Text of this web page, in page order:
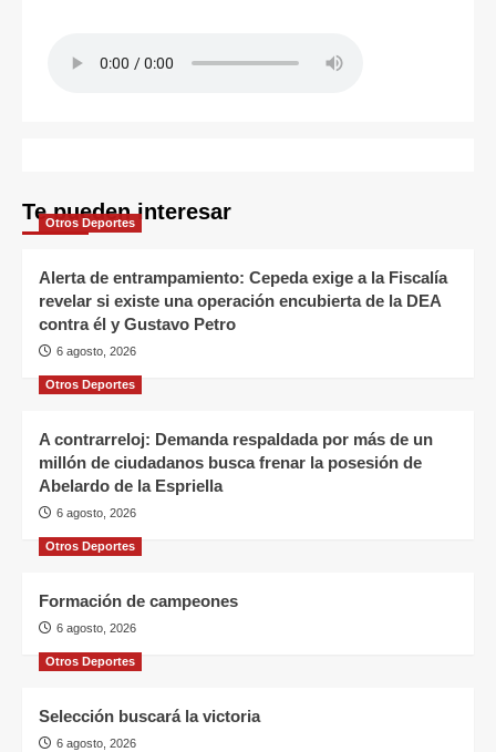
Te pueden interesar
Otros Deportes
Alerta de entrampamiento: Cepeda exige a la Fiscalía
revelar si existe una operación encubierta de la DEA
contra él y Gustavo Petro
6 agosto, 2026
Otros Deportes
A contrarreloj: Demanda respaldada por más de un
millón de ciudadanos busca frenar la posesión de
Abelardo de la Espriella
6 agosto, 2026
Otros Deportes
Formación de campeones
6 agosto, 2026
Otros Deportes
Selección buscará la victoria
6 agosto, 2026